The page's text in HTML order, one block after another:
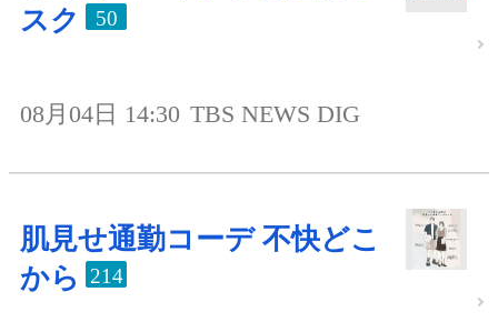
スク
50
08月04日 14:30 TBS NEWS DIG
肌見せ通勤コーデ 不快どこ
から
214